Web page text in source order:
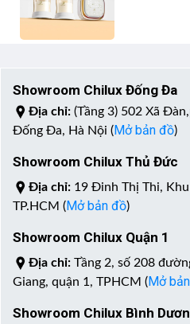
Showroom Chilux Đống Đa
Địa chỉ: (Tầng 3) 502 Xã
Đống Đa, Hà Nội (Mở bản đồ)
Showroom Chilux Thủ Đức
Địa chỉ: 19 Đinh Thị Thi,
TP.HCM (Mở bản đồ)
Showroom Chilux Quận 1
Địa chỉ: Tầng 2, số 208
Giang, quận 1, TPHCM (Mở
Showroom Chilux Bình